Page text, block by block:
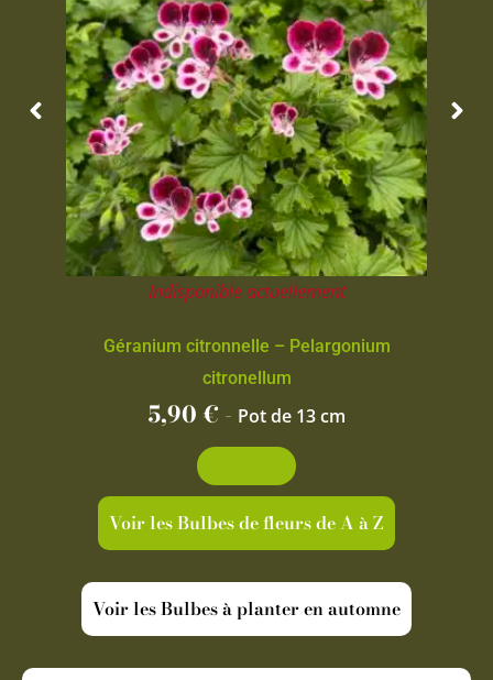
Indisponible actuellement
Géranium citronnelle – Pelargonium
citronellum
5,90€ - Pot de 13 cm
Voir les Bulbes de fleurs de A à Z
Voir les Bulbes à planter en automne